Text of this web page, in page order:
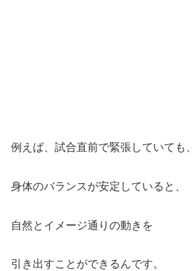
例えば、試合直前で緊張していても、
身体のバランスが安定していると、
自然とイメージ通りの動きを
引き出すことができるんです。